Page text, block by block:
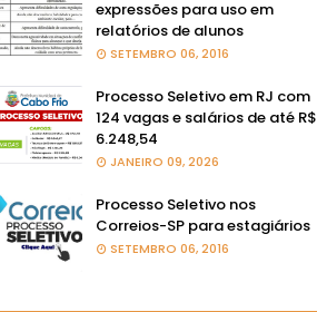
expressões para uso em
relatórios de alunos
SETEMBRO 06, 2016
Processo Seletivo em RJ com
124 vagas e salários de até R$
6.248,54
JANEIRO 09, 2026
Processo Seletivo nos
Correios-SP para estagiários
SETEMBRO 06, 2016